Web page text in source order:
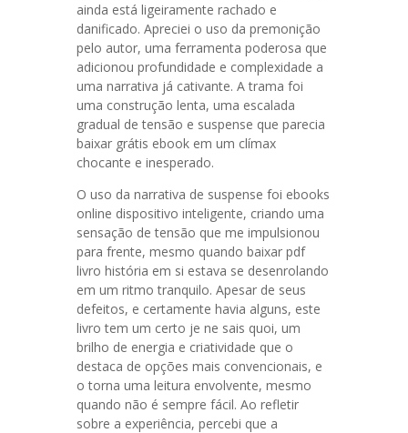
ainda está ligeiramente rachado e
danificado. Apreciei o uso da premonição
pelo autor, uma ferramenta poderosa que
adicionou profundidade e complexidade a
uma narrativa já cativante. A trama foi
uma construção lenta, uma escalada
gradual de tensão e suspense que parecia
baixar grátis ebook em um clímax
chocante e inesperado.
O uso da narrativa de suspense foi ebooks
online dispositivo inteligente, criando uma
sensação de tensão que me impulsionou
para frente, mesmo quando baixar pdf
livro história em si estava se desenrolando
em um ritmo tranquilo. Apesar de seus
defeitos, e certamente havia alguns, este
livro tem um certo je ne sais quoi, um
brilho de energia e criatividade que o
destaca de opções mais convencionais, e
o torna uma leitura envolvente, mesmo
quando não é sempre fácil. Ao refletir
sobre a experiência, percebi que a